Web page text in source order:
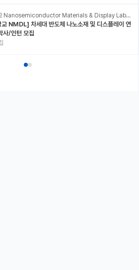
한양대학교 Nanosemiconductor Materials & Display Laboratory
NMDL] 차세대 반도체 나노소재 및 디스플레이 연
사/인턴 모집